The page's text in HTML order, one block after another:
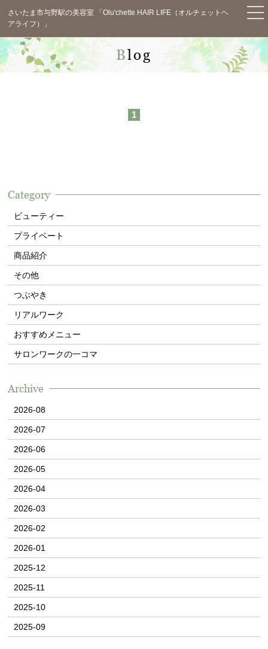
さいたま市与野駅の美容室 「Olu'chette HAIR LIFE（オルチェットヘ
アライフ）」
TOP
News
Blog
Voice
Q&A
Contact
WEB予約
Blog
1
Category
ビューティー
プライベート
商品紹介
その他
つぶやき
リアルワーク
おすすめメニュー
サロンワークの一コマ
Archive
2026-08
2026-07
2026-06
2026-05
2026-04
2026-03
2026-02
2026-01
2025-12
2025-11
2025-10
2025-09